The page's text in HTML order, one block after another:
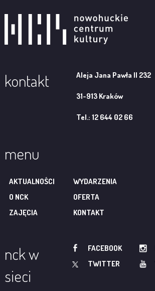
kontakt Aleja Jana Pawła II 232
31-913 Kraków
Tel.: 12 644 02 66
menu
AKTUALNOŚCI
WYDARZENIA
O NCK
OFERTA
ZAJĘCIA
KONTAKT
nck w
sieci
FACEBOOK
TWITTER